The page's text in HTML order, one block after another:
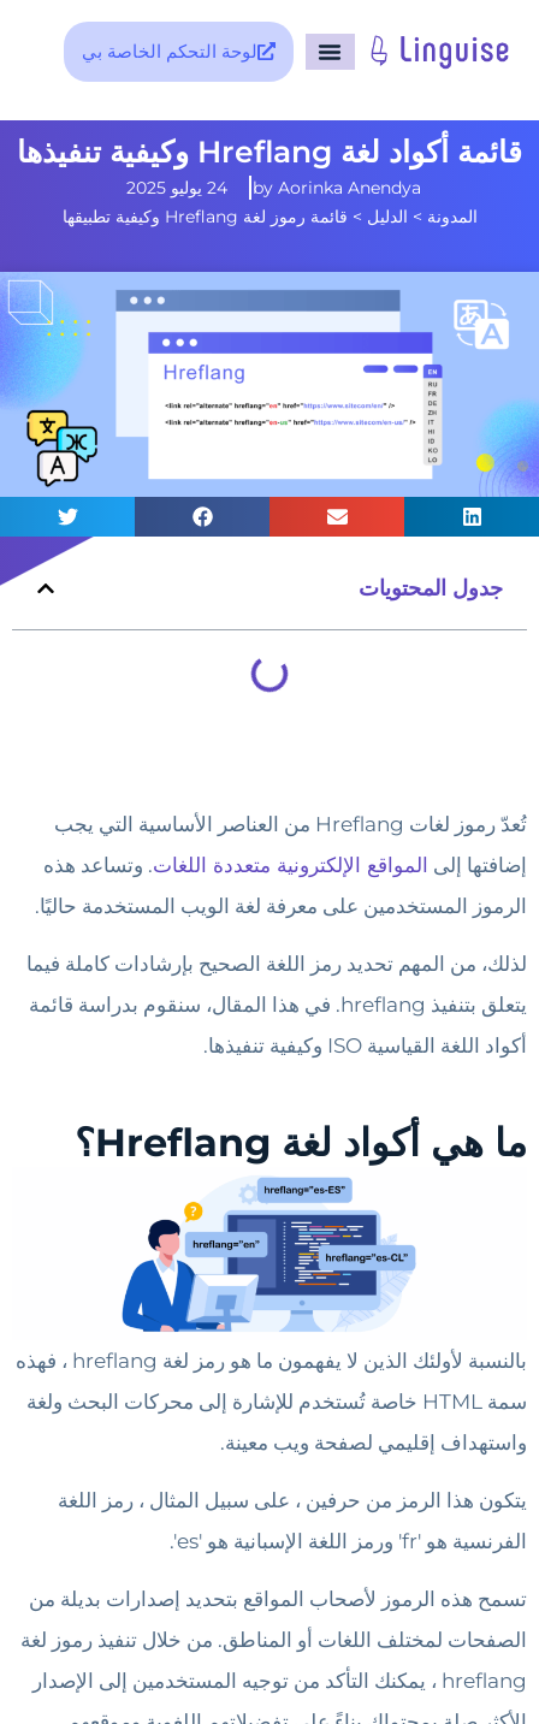
لوحة التحكم الخاصة بي
قائمة أكواد لغة Hreflang وكيفية تنفيذها
by Aorinka Anendya
24 يوليو 2025
المدونة > الدليل > قائمة رموز لغة Hreflang وكيفية تطبيقها
جدول المحتويات
تُعدّ رموز لغات Hreflang من العناصر الأساسية التي يجب
إضافتها إلى المواقع الإلكترونية متعددة اللغات. وتساعد هذه
الرموز المستخدمين على معرفة لغة الويب المستخدمة حاليًا.
لذلك، من المهم تحديد رمز اللغة الصحيح بإرشادات كاملة فيما
يتعلق بتنفيذ hreflang. في هذا المقال، سنقوم بدراسة قائمة
أكواد اللغة القياسية ISO وكيفية تنفيذها.
ما هي أكواد لغة Hreflang؟
بالنسبة لأولئك الذين لا يفهمون ما هو رمز لغة hreflang ، فهذه
سمة HTML خاصة تُستخدم للإشارة إلى محركات البحث ولغة
واستهداف إقليمي لصفحة ويب معينة.
يتكون هذا الرمز من حرفين ، على سبيل المثال ، رمز اللغة
الفرنسية هو 'fr' ورمز اللغة الإسبانية هو 'es'.
تسمح هذه الرموز لأصحاب المواقع بتحديد إصدارات بديلة من
الصفحات لمختلف اللغات أو المناطق. من خلال تنفيذ رموز لغة
hreflang ، يمكنك التأكد من توجيه المستخدمين إلى الإصدار